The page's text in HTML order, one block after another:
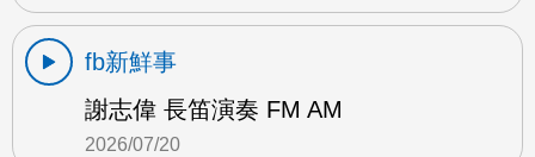
fb新鮮事
謝志偉 長笛演奏 FM AM
2026/07/20